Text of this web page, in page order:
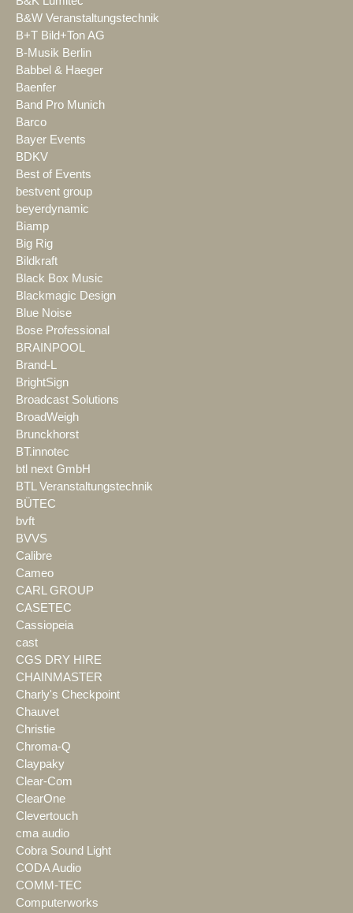
B&W Veranstaltungstechnik
B+T Bild+Ton AG
B-Musik Berlin
Babbel & Haeger
Baenfer
Band Pro Munich
Barco
Bayer Events
BDKV
Best of Events
bestvent group
beyerdynamic
Biamp
Big Rig
Bildkraft
Black Box Music
Blackmagic Design
Blue Noise
Bose Professional
BRAINPOOL
Brand-L
BrightSign
Broadcast Solutions
BroadWeigh
Brunckhorst
BT.innotec
btl next GmbH
BTL Veranstaltungstechnik
BÜTEC
bvft
BVVS
Calibre
Cameo
CARL GROUP
CASETEC
Cassiopeia
cast
CGS DRY HIRE
CHAINMASTER
Charly's Checkpoint
Chauvet
Christie
Chroma-Q
Claypaky
Clear-Com
ClearOne
Clevertouch
cma audio
Cobra Sound Light
CODA Audio
COMM-TEC
Computerworks